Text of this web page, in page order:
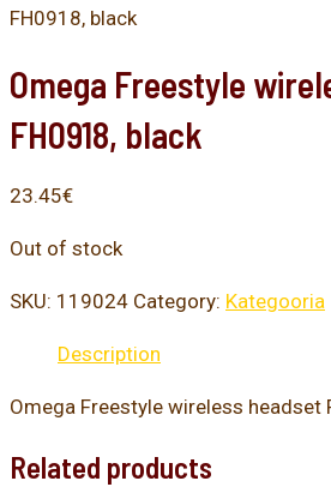
FH0918, black
Omega Freestyle
FH0918, black
23.45€
Out of stock
SKU: 119024 Category: Kategooria
Description
Omega Freestyle wireless headset
Related products